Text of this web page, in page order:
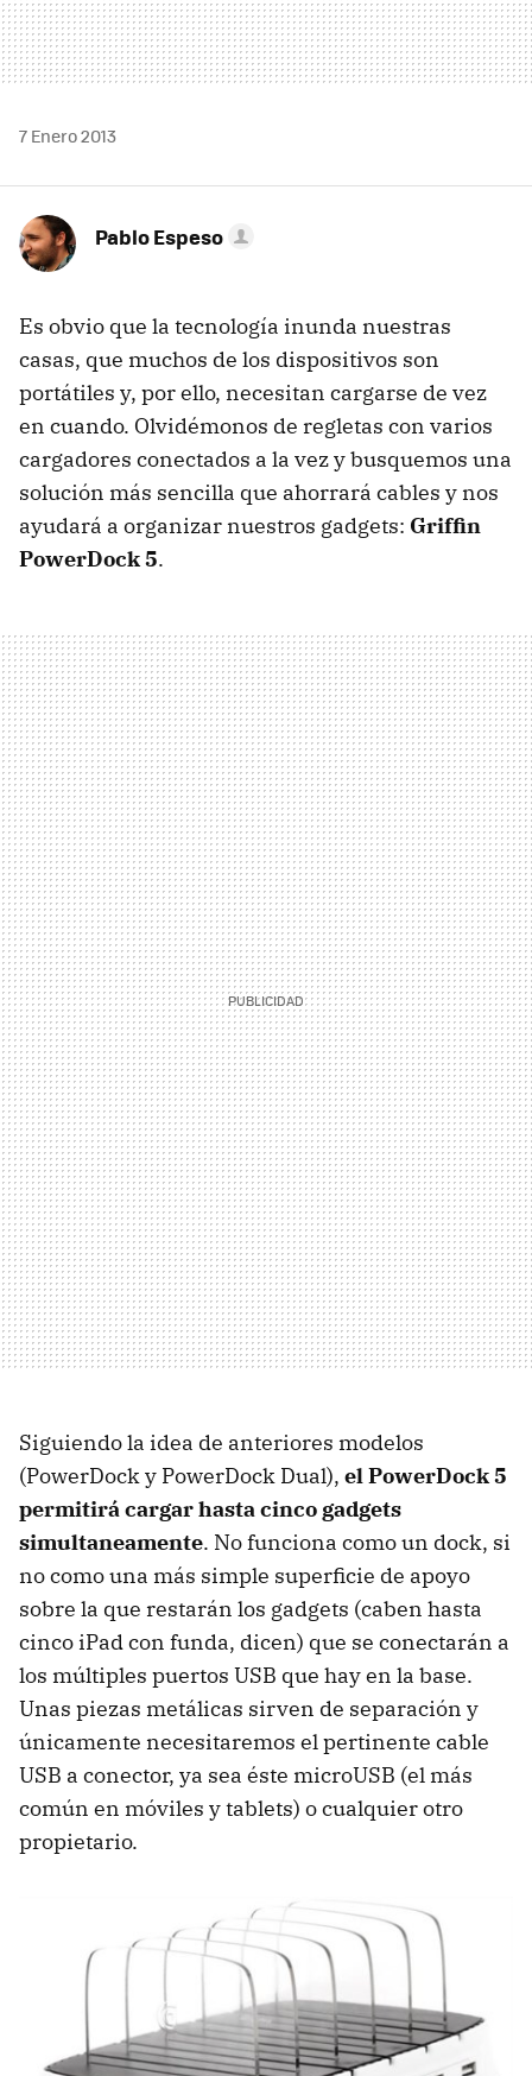
7 Enero 2013
Pablo Espeso
Es obvio que la tecnología inunda nuestras
casas, que muchos de los dispositivos son
portátiles y, por ello, necesitan cargarse de vez
en cuando. Olvidémonos de regletas con varios
cargadores conectados a la vez y busquemos una
solución más sencilla que ahorrará cables y nos
ayudará a organizar nuestros gadgets: Griffin
PowerDock 5.
Siguiendo la idea de anteriores modelos
(PowerDock y PowerDock Dual), el PowerDock 5
permitirá cargar hasta cinco gadgets
simultaneamente. No funciona como un dock, si
no como una más simple superficie de apoyo
sobre la que restarán los gadgets (caben hasta
cinco iPad con funda, dicen) que se conectarán a
los múltiples puertos USB que hay en la base.
Unas piezas metálicas sirven de separación y
únicamente necesitaremos el pertinente cable
USB a conector, ya sea éste microUSB (el más
común en móviles y tablets) o cualquier otro
propietario.